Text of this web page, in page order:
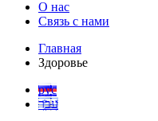
О нас
Связь с нами
Главная
Здоровье
рус
עבר